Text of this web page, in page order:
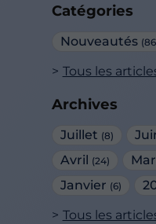
Catégories
Nouveautés
Tous les
Archives
Juillet (8)
Avril (24)
Janvier (6)
Tous les